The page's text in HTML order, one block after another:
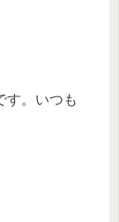
す。いつも